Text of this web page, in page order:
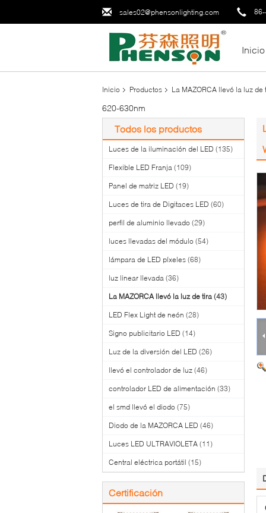
sales02@phensonlighting.com
Inicio
Inicio Productos La MAZORCA llevó la luz de
620-630nm
Todos los productos
Luces de la iluminación del LED (135)
Flexible LED Franja (109)
Panel de matriz LED (19)
Luces de tira de Digitaces LED (60)
perfil de aluminio llevado (29)
luces llevadas del módulo (54)
lámpara de LED píxeles (68)
luz linear llevada (36)
La MAZORCA llevó la luz de tira (43)
LED Flex Light de neón (28)
Signo publicitario LED (14)
Luz de la diversión del LED (26)
llevó el controlador de luz (46)
controlador LED de alimentación (33)
el smd llevó el diodo (75)
Diodo de la MAZORCA LED (46)
Luces LED ULTRAVIOLETA (11)
Central eléctrica portátil (15)
Certificación